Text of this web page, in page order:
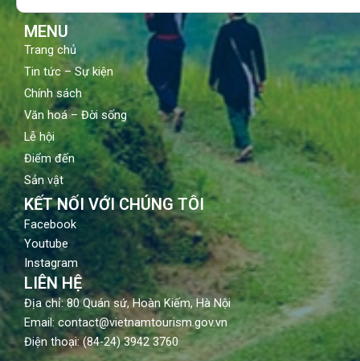
MENU
Trang chủ
Tin tức – Sự kiện
Chính sách
Văn hoá – Đời sống
Lễ hội
Điểm đến
Sản vật
KẾT NỐI VỚI CHÚNG TÔI
Facebook
Youtube
Instagram
LIÊN HỆ
Địa chỉ: 80 Quán sứ, Hoàn Kiếm, Hà Nội
Email: contact@vietnamtourism.gov.vn
Điện thoại: (84-24) 3942 3760